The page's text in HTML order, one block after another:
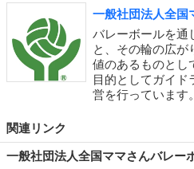
一般社団法人全国
バレーボールを通
と、その輪の広が
値のあるものとし
目的としてガイド
営を行っています。
関連リンク
一般社団法人全国ママさんバレー